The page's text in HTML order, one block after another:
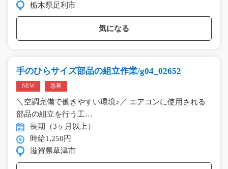
栃木県足利市
気になる
手のひらサイズ部品の組立作業/g04_02652
NEW 急募
＼空調完備で働きやすい環境♪／ エアコンに使用される
部品の組立を行う工…
長期（3ヶ月以上）
時給1,250円
滋賀県草津市